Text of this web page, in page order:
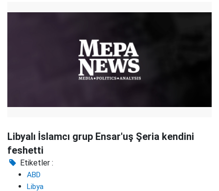
Libyalı İslamcı grup Ensar'uş Şeria kendini
feshetti
Etiketler :
ABD
Libya